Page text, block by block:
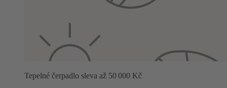
Tepelné čerpadlo sleva až 50 000 Kč